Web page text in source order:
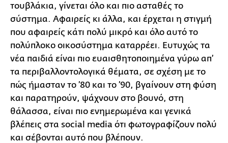
τουβλάκια, γίνεται όλο και πιο ασταθές το
σύστημα. Αφαιρείς κι άλλα, και έρχεται η στιγμή
που αφαιρείς κάτι πολύ μικρό και όλο αυτό το
πολύπλοκο οικοσύστημα καταρρέει. Ευτυχώς τα
νέα παιδιά είναι πιο ευαισθητοποιημένα γύρω απ’
τα περιβαλλοντολογικά θέματα, σε σχέση με το
πώς ήμασταν το ’80 και το ’90, βγαίνουν στη φύση
και παρατηρούν, ψάχνουν στο βουνό, στη
θάλασσα, είναι πιο ενημερωμένα και γενικά
βλέπεις στα social media ότι φωτογραφίζουν πολύ
και σέβονται αυτό που βλέπουν.